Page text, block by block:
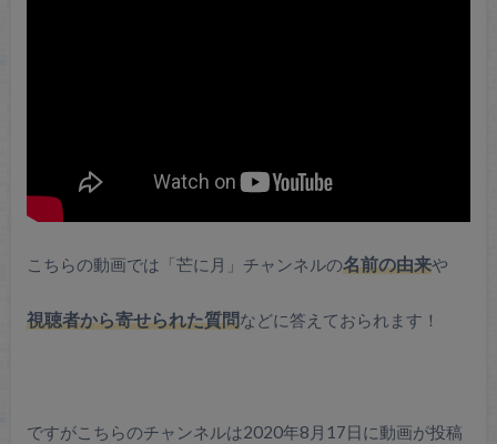
こちらの動画では「芒に月」チャンネルの名前の由来や
視聴者から寄せられた質問などに答えておられます！
ですがこちらのチャンネルは2020年8月17日に動画が投稿